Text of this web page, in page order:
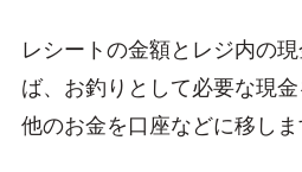
レシートの金額とレジ内の
ば、お釣りとして必要な現
他のお金を口座などに移しま